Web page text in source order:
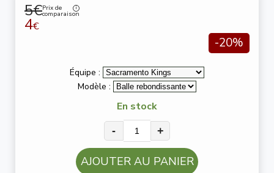
5€Prix de
comparaison
4€
-20%
Équipe :
Modèle :
En stock
- +
AJOUTER AU PANIER